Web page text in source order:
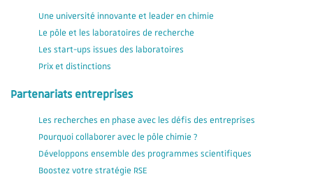
Une université innovante et leader en chimie
Le pôle et les laboratoires de recherche
Les start-ups issues des laboratoires
Prix et distinctions
Partenariats entreprises
Les recherches en phase avec les défis des entreprises
Pourquoi collaborer avec le pôle chimie ?
Développons ensemble des programmes scientifiques
Boostez votre stratégie RSE